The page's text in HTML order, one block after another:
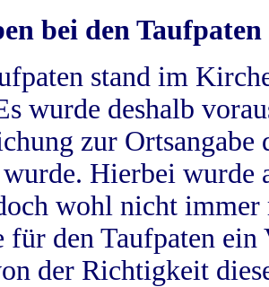
bei den Taufpaten
stand im
wurde deshalb
zur
wurde. Hierbei wurde
wohl nicht
für den Taufpaten
der Richtigkeit